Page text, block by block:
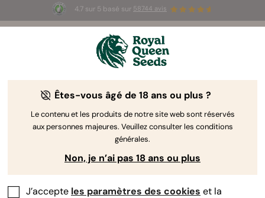
4.7 sur 5 basé sur 58744 avis
3 graines White Widow AutoGRATUITES pour les
The RQS Blog
Articles Cannabis Lifestyle
Êtes-vous âgé de 18 ans ou plus ?
Le contenu et les produits de notre site web sont réservés
aux personnes majeures. Veuillez consulter les conditions
générales.
Non, je n’ai pas 18 ans ou plus
J’accepte les paramètres des cookies et la